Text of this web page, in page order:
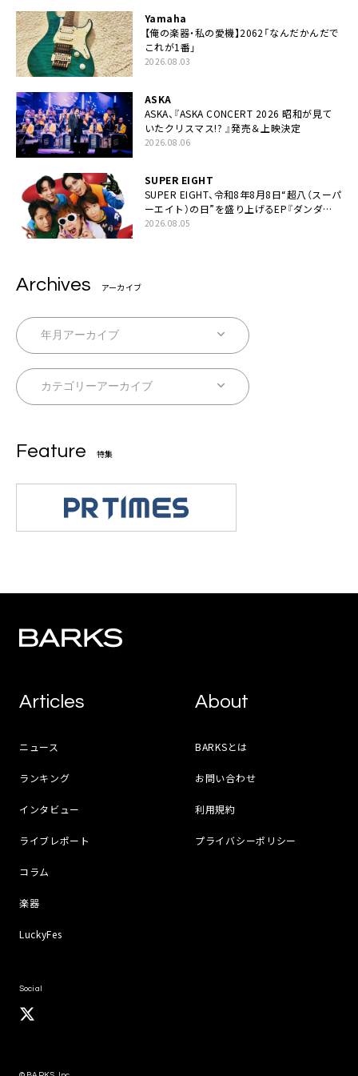
Yamaha
【俺の楽器・私の愛機】2062「なんだかんだで
これが1番」
2026.08.03
ASKA
ASKA、『ASKA CONCERT 2026 昭和が見て
いたクリスマス!? 』発売＆上映決定
2026.08.06
SUPER EIGHT
SUPER EIGHT、令和8年8月8日“超八（スーパ
ーエイト）の日”を盛り上げるEP『ダンダー
ラ』本日リリース
2026.08.05
Archives アーカイブ
Feature 特集
Articles
ニュース
ランキング
インタビュー
ライブレポート
コラム
楽器
LuckyFes
About
BARKSとは
お問い合わせ
利用規約
プライバシーポリシー
Social